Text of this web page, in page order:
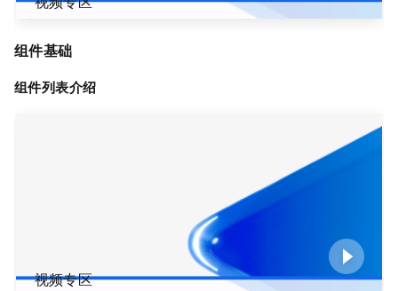
组件基础
组件列表介绍
视频专区